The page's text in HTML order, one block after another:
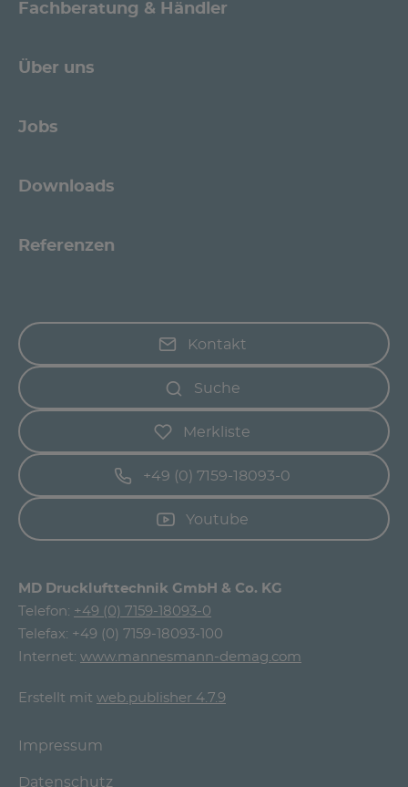
Fachberatung & Händler
Über uns
Jobs
Downloads
Referenzen
Kontakt
Suche
Merkliste
+49 (0) 7159-18093-0
Youtube
MD Drucklufttechnik GmbH & Co. KG
Telefon: +49 (0) 7159-18093-0
Telefax: +49 (0) 7159-18093-100
Internet: www.mannesmann-demag.com
Erstellt mit web.publisher 4.7.9
Impressum
Datenschutz